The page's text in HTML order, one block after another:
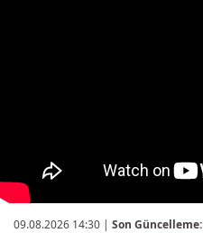
09.08.2026 14:30 | Son Güncelleme: